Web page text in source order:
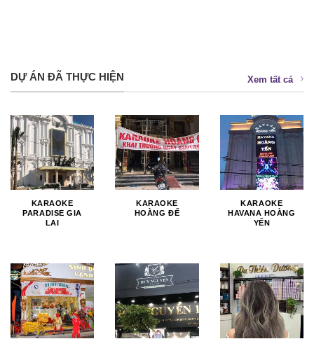
DỰ ÁN ĐÃ THỰC HIỆN Xem tất cả
KARAOKE
PARADISE GIA
LAI
KARAOKE
HOÀNG ĐẾ
KARAOKE
HAVANA HOÀNG
YẾN